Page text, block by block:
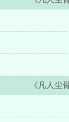
《凡人尘